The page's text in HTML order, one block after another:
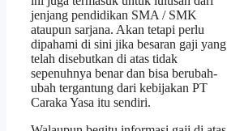
jenjang pendidikan SMA / SMK
ataupun sarjana. Akan tetapi perlu
dipahami di sini jika besaran gaji yang
telah disebutkan di atas tidak
sepenuhnya benar dan bisa berubah-
ubah tergantung dari kebijakan PT
Caraka Yasa itu sendiri.